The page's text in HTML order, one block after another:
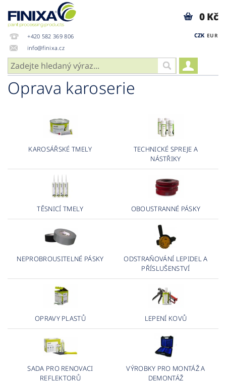
+420 582 369 806
info@finixa.cz
CZK EUR
0 Kč
Oprava karoserie
KAROSÁŘSKÉ TMELY
TECHNICKÉ SPREJE A
NÁSTŘIKY
TĚSNICÍ TMELY OBOUSTRANNÉ PÁSKY
NEPROBROUSITELNÉ PÁSKY
ODSTRAŇOVÁNÍ LEPIDEL A
PŘÍSLUŠENSTVÍ
OPRAVY PLASTŮ LEPENÍ KOVŮ
SADA PRO RENOVACI
REFLEKTORŮ
VÝROBKY PRO MONTÁŽ A
DEMONTÁŽ